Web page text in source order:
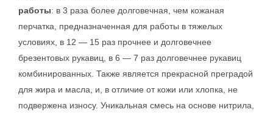
работы: в 3 раза более долговечная, чем кожаная
перчатка, предназначенная для работы в тяжелых
условиях, в 12 — 15 раз прочнее и долговечнее
брезентовых рукавиц, в 6 — 7 раз долговечнее рукавиц
комбинированных. Также является прекрасной преградой
для жира и масла, и, в отличие от кожи или хлопка, не
подвержена износу. Уникальная смесь на основе нитрила,